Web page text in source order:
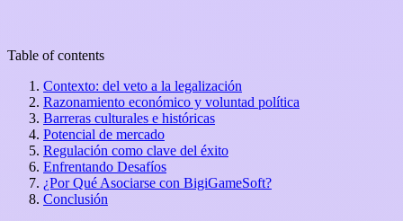
Table of contents
Contexto: del veto a la legalización
Razonamiento económico y voluntad política
Barreras culturales e históricas
Potencial de mercado
Regulación como clave del éxito
Enfrentando Desafíos
¿Por Qué Asociarse con BigiGameSoft?
Conclusión